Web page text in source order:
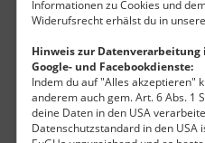
Informationen zu Cookies und
Widerufsrecht erhälst du in
Hinweis zur Datenverarbeitung
Google- und Facebookdienste:
Indem du auf "Alles akzeptieren"
anderem auch gem. Art. 6 Abs. 1
deine Daten in den USA
Datenschutzstandard in den USA
hier Werbung